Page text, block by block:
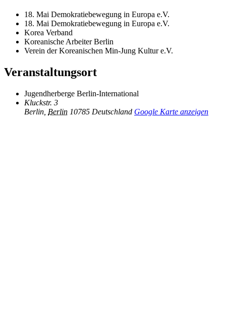
18. Mai Demokratiebewegung in Europa e.V.
18. Mai Demokratiebewegung in Europa e.V.
Korea Verband
Koreanische Arbeiter Berlin
Verein der Koreanischen Min-Jung Kultur e.V.
Veranstaltungsort
Jugendherberge Berlin-International
Kluckstr. 3
Berlin Berlin 10785 Deutschland Google Karte anzeigen